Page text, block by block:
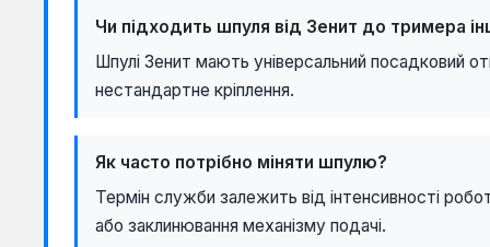
Чи підходить шпуля від Зенит до тримера
Шпулі Зенит мають універсальний посадковий
нестандартне кріплення.
Як часто потрібно міняти шпулю?
Термін служби залежить від інтенсивності
або заклинювання механізму подачі.